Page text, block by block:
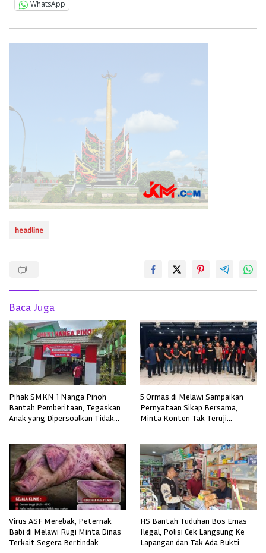
WhatsApp
headline
Baca Juga
Pihak SMKN 1 Nanga Pinoh
Bantah Pemberitaan, Tegaskan
Anak yang Dipersoalkan Tidak
5 Ormas di Melawi Sampaikan
Pernyataan Sikap Bersama,
Minta Konten Tak Teruji
Virus ASF Merebak, Peternak
Babi di Melawi Rugi Minta Dinas
Terkait Segera Bertindak
HS Bantah Tuduhan Bos Emas
Ilegal, Polisi Cek Langsung Ke
Lapangan dan Tak Ada Bukti